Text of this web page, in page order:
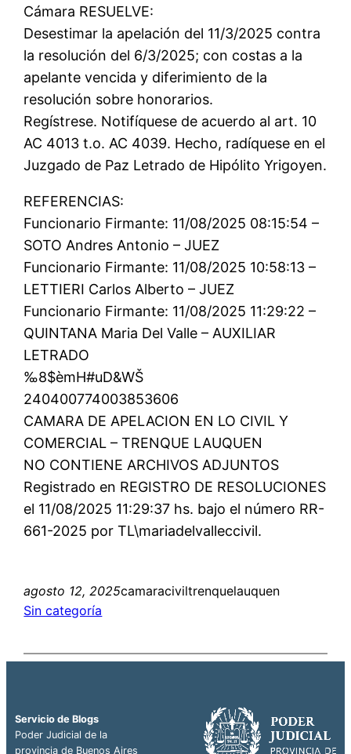
Cámara RESUELVE:
Desestimar la apelación del 11/3/2025 contra
la resolución del 6/3/2025; con costas a la
apelante vencida y diferimiento de la
resolución sobre honorarios.
Regístrese. Notifíquese de acuerdo al art. 10
AC 4013 t.o. AC 4039. Hecho, radíquese en el
Juzgado de Paz Letrado de Hipólito Yrigoyen.
REFERENCIAS:
Funcionario Firmante: 11/08/2025 08:15:54 –
SOTO Andres Antonio – JUEZ
Funcionario Firmante: 11/08/2025 10:58:13 –
LETTIERI Carlos Alberto – JUEZ
Funcionario Firmante: 11/08/2025 11:29:22 –
QUINTANA Maria Del Valle – AUXILIAR
LETRADO
‰8$èmH#uD&WŠ
240400774003853606
CAMARA DE APELACION EN LO CIVIL Y
COMERCIAL – TRENQUE LAUQUEN
NO CONTIENE ARCHIVOS ADJUNTOS
Registrado en REGISTRO DE RESOLUCIONES
el 11/08/2025 11:29:37 hs. bajo el número RR-
661-2025 por TL\mariadelvalleccivil.
agosto 12, 2025camaraciviltrenquelauquen
Sin categoría
Servicio de Blogs
Poder Judicial de la
provincia de Buenos Aires